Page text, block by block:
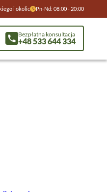
i okolic Pn-Nd: 08:00 - 20:00
Bezpłatna konsultacja
+48 533 644 334